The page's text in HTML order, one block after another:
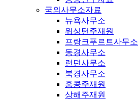
국외사무소자료
뉴욕사무소
워싱턴주재원
프랑크푸르트사무소
동경사무소
런던사무소
북경사무소
홍콩주재원
상해주재원